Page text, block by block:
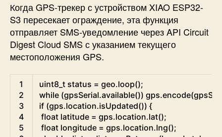
КогдаGPS-трекер с устройством XIAO ESP32-
S3 пересекает ограждение, эта функция
отправляет SMS-уведомление черезAPI Circuit
Digest Cloud SMS с указанием текущего
местоположения GPS.
1
2
3
4
5
uint8 t status = geo.loop();
while (gpsSerial.available()) gps.encode(
if (gps.location.isUpdated()) {
float latitude = gps.location.lat();
float longitude = gps.location.lng();